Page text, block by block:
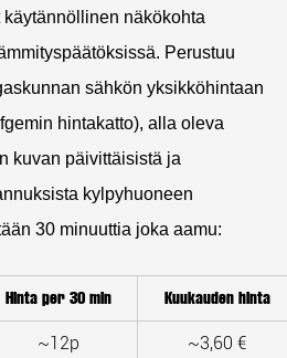
näkökohta
Perustuu
sähkön yksikköhintaan
hintakatto), alla oleva
kuvan päivittäisistä ja
kylpyhuoneen
30 minuuttia joka aamu:
Hinta per 30 min Kuukauden hinta
~12p ~3,60 €